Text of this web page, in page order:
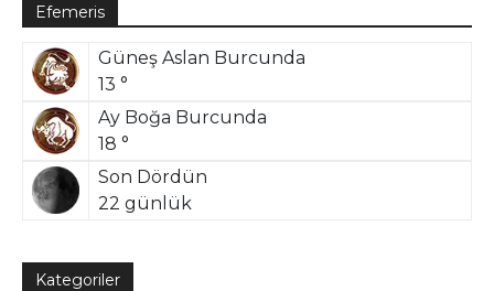
Efemeris
Güneş Aslan Burcunda
13 °
Ay Boğa Burcunda
18 °
Son Dördün
22 günlük
Kategoriler